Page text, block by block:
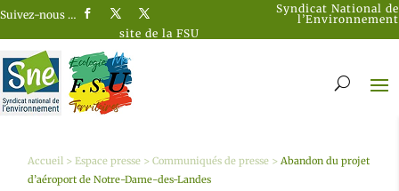
Suivez-nous …
Syndicat National de
l’Environnement
site de la FSU
Accueil >Espace presse >Communiqués de presse >Abandon du projet
d’aéroport de Notre-Dame-des-Landes